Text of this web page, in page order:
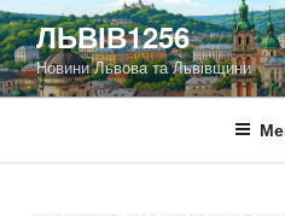
Перейти
до
вмісту
ЛЬВІВ1256
Новини Львова та Львівщини